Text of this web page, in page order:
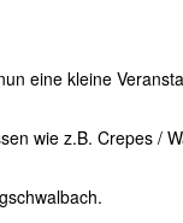
eine kleine
wie z.B. Crepes /